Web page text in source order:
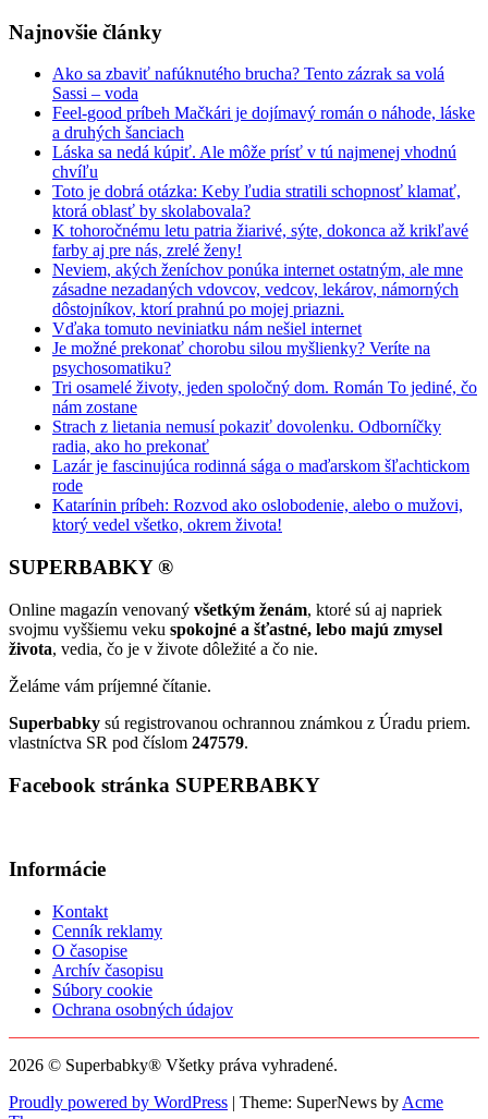
Najnovšie články
Ako sa zbaviť nafúknutého brucha? Tento zázrak sa volá
Sassi – voda
Feel-good príbeh Mačkári je dojímavý román o náhode, láske
a druhých šanciach
Láska sa nedá kúpiť. Ale môže prísť v tú najmenej vhodnú
chvíľu
Toto je dobrá otázka: Keby ľudia stratili schopnosť klamať,
ktorá oblasť by skolabovala?
K tohoročnému letu patria žiarivé, sýte, dokonca až krikľavé
farby aj pre nás, zrelé ženy!
Neviem, akých ženíchov ponúka internet ostatným, ale mne
zásadne nezadaných vdovcov, vedcov, lekárov, námorných
dôstojníkov, ktorí prahnú po mojej priazni.
Vďaka tomuto neviniatku nám nešiel internet
Je možné prekonať chorobu silou myšlienky? Veríte na
psychosomatiku?
Tri osamelé životy, jeden spoločný dom. Román To jediné, čo
nám zostane
Strach z lietania nemusí pokaziť dovolenku. Odborníčky
radia, ako ho prekonať
Lazár je fascinujúca rodinná sága o maďarskom šľachtickom
rode
Katarínin príbeh: Rozvod ako oslobodenie, alebo o mužovi,
ktorý vedel všetko, okrem života!
SUPERBABKY ®
Online magazín venovaný všetkým ženám, ktoré sú aj napriek
svojmu vyššiemu veku spokojné a šťastné, lebo majú zmysel
života, vedia, čo je v živote dôležité a čo nie.
Želáme vám príjemné čítanie.
Superbabky sú registrovanou ochrannou známkou z Úradu priem.
vlastníctva SR pod číslom 247579.
Facebook stránka SUPERBABKY
Informácie
Kontakt
Cenník reklamy
O časopise
Archív časopisu
Súbory cookie
Ochrana osobných údajov
2026 © Superbabky® Všetky práva vyhradené.
Proudly powered by WordPress | Theme: SuperNews by Acme